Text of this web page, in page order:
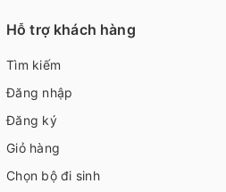
Hỗ trợ khách hàng
Tìm kiếm
Đăng nhập
Đăng ký
Giỏ hàng
Chọn bộ đi sinh